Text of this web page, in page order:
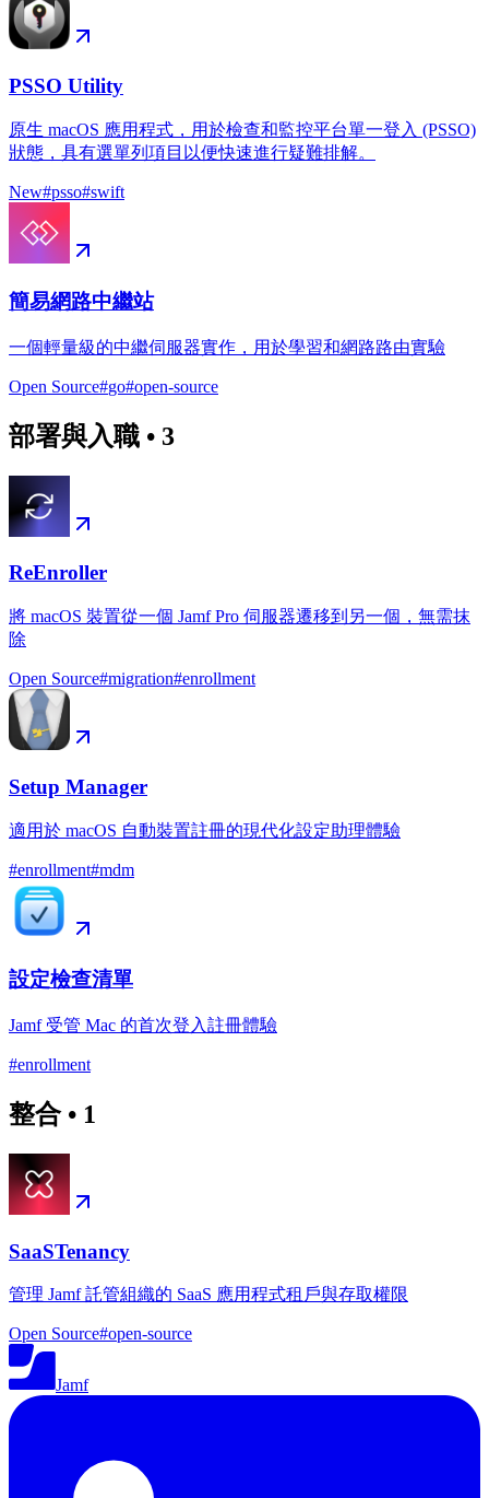
PSSO Utility
原生 macOS 應用程式，用於檢查和監控平台單一登入 (PSSO)
狀態，具有選單列項目以便快速進行疑難排解。
New#psso#swift
簡易網路中繼站
一個輕量級的中繼伺服器實作，用於學習和網路路由實驗
Open Source#go#open-source
部署與入職 • 3
ReEnroller
將 macOS 裝置從一個 Jamf Pro 伺服器遷移到另一個，無需抹
除
Open Source#migration#enrollment
Setup Manager
適用於 macOS 自動裝置註冊的現代化設定助理體驗
#enrollment#mdm
設定檢查清單
Jamf 受管 Mac 的首次登入註冊體驗
#enrollment
整合• 1
SaaSTenancy
管理 Jamf 託管組織的 SaaS 應用程式租戶與存取權限
Open Source#open-source
Jamf